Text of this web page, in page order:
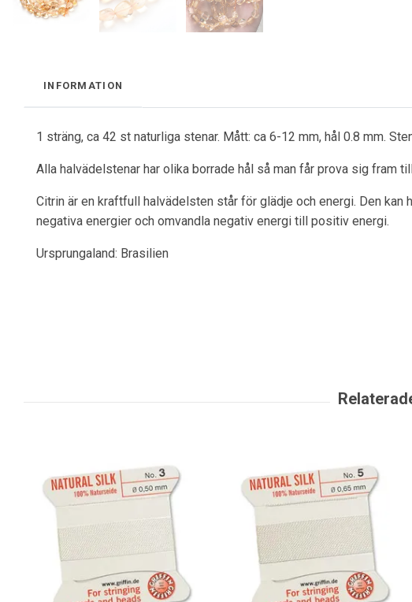
INFORMATION
1 sträng, ca 42 st naturliga stenar. Mått: ca 6-12 mm, hål 0.8 mm.
Alla halvädelstenar har olika borrade hål så man får prova sig fram
Citrin är en kraftfull halvädelsten står för glädje och energi. Den kan
negativa energier och omvandla negativ energi till positiv energi.
Ursprungaland: Brasilien